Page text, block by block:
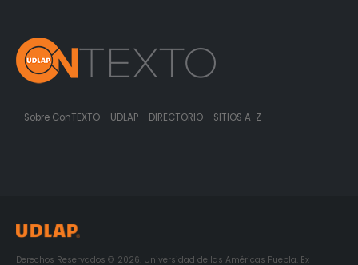
Sobre ConTEXTO UDLAP DIRECTORIO SITIOS A-Z
Derechos Reservados © 2026. Universidad de las Américas Puebla. Ex